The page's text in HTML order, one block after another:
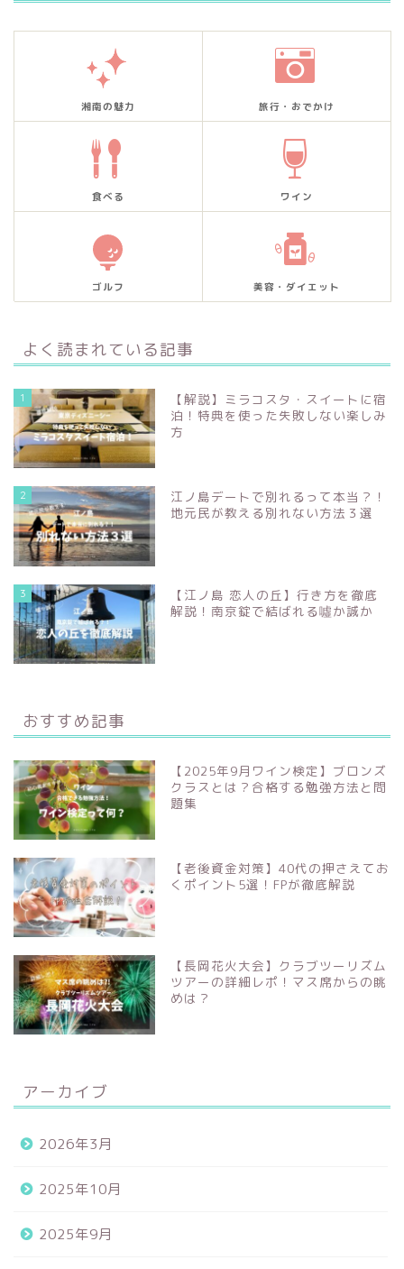
湘南の魅力 旅行・おでかけ
食べる ワイン
ゴルフ 美容・ダイエット
よく読まれている記事
1
【解説】ミラコスタ・スイートに宿
泊！特典を使った失敗しない楽しみ
方
2
江ノ島デートで別れるって本当？！
地元民が教える別れない方法３選
3
【江ノ島 恋人の丘】行き方を徹底
解説！南京錠で結ばれる噓か誠か
おすすめ記事
【2025年9月ワイン検定】ブロンズ
クラスとは？合格する勉強方法と問
題集
【老後資金対策】40代の押さえてお
くポイント5選！FPが徹底解説
【長岡花火大会】クラブツーリズム
ツアーの詳細レポ！マス席からの眺
めは？
アーカイブ
2026年3月
2025年10月
2025年9月